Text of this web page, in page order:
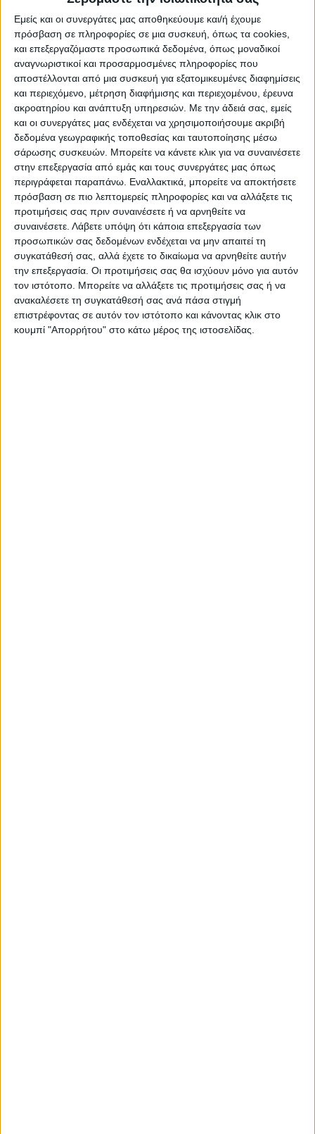
Εμείς και οι συνεργάτες μας αποθηκεύουμε και/ή έχουμε
πρόσβαση σε πληροφορίες σε μια συσκευή, όπως τα cookies,
και επεξεργαζόμαστε προσωπικά δεδομένα, όπως μοναδικοί
αναγνωριστικοί και προσαρμοσμένες πληροφορίες που
αποστέλλονται από μια συσκευή για εξατομικευμένες διαφημίσεις
και περιεχόμενο, μέτρηση διαφήμισης και περιεχομένου, έρευνα
ακροατηρίου και ανάπτυξη υπηρεσιών. Με την άδειά σας, εμείς
και οι συνεργάτες μας ενδέχεται να χρησιμοποιήσουμε ακριβή
δεδομένα γεωγραφικής τοποθεσίας και ταυτοποίησης μέσω
σάρωσης συσκευών. Μπορείτε να κάνετε κλικ για να συναινέσετε
στην επεξεργασία από εμάς και τους συνεργάτες μας όπως
περιγράφεται παραπάνω. Εναλλακτικά, μπορείτε να αποκτήσετε
πρόσβαση σε πιο λεπτομερείς πληροφορίες και να αλλάξετε τις
προτιμήσεις σας πριν συναινέσετε ή να αρνηθείτε να
συναινέσετε. Λάβετε υπόψη ότι κάποια επεξεργασία των
προσωπικών σας δεδομένων ενδέχεται να μην απαιτεί τη
συγκατάθεσή σας, αλλά έχετε το δικαίωμα να αρνηθείτε αυτήν
την επεξεργασία. Οι προτιμήσεις σας θα ισχύουν μόνο για αυτόν
τον ιστότοπο. Μπορείτε να αλλάξετε τις προτιμήσεις σας ή να
ανακαλέσετε τη συγκατάθεσή σας ανά πάσα στιγμή
επιστρέφοντας σε αυτόν τον ιστότοπο και κάνοντας κλικ στο
κουμπί "Απορρήτου" στο κάτω μέρος της ιστοσελίδας.
Τελευταίες Ειδήσεις Σήμερα
Ακολούθησε την εφημερίδα ΝΕΟΣ
ΑΓΩΝ στο Google News!
Όλες οι εξελίξεις στην περιοχή της
Καρδίτσας και ευρύτερα της Θεσσαλίας
ΠΡΟΗΓΟΥΜΕΝΟ ΑΡΘΡΟ ΕΠΟΜΕΝΟ ΑΡΘΡΟ